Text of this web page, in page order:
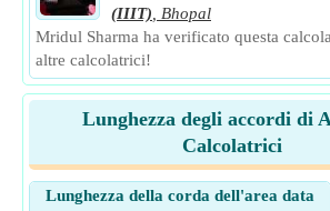
(IIIT)
Bhopal
Mridul Sharma ha verificato questa
altre calcolatrici!
Lunghezza degli accordi di
Calcolatrici
Lunghezza della corda dell'area data